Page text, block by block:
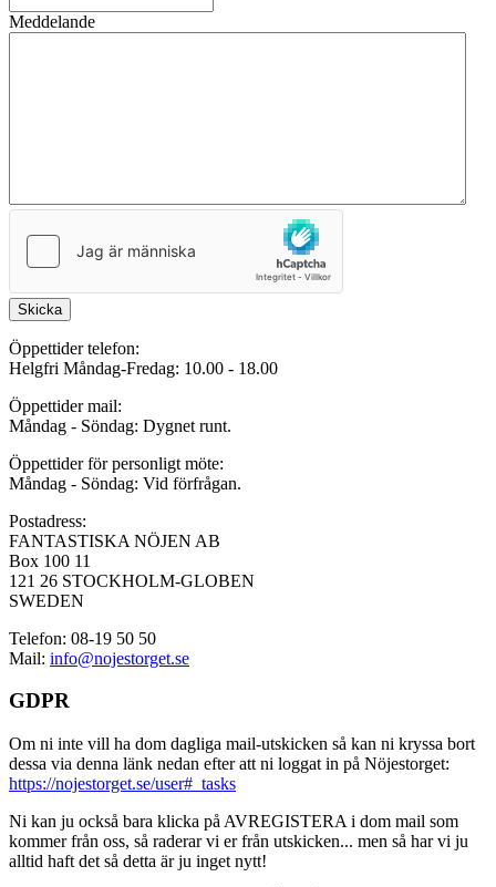
Meddelande
Skicka
Öppettider telefon:
Helgfri Måndag-Fredag: 10.00 - 18.00
Öppettider mail:
Måndag - Söndag: Dygnet runt.
Öppettider för personligt möte:
Måndag - Söndag: Vid förfrågan.
Postadress:
FANTASTISKA NÖJEN AB
Box 100 11
121 26 STOCKHOLM-GLOBEN
SWEDEN
Telefon: 08-19 50 50
Mail: info@nojestorget.se
GDPR
Om ni inte vill ha dom dagliga mail-utskicken så kan ni kryssa bort
dessa via denna länk nedan efter att ni loggat in på Nöjestorget:
https://nojestorget.se/user#_tasks
Ni kan ju också bara klicka på AVREGISTERA i dom mail som
kommer från oss, så raderar vi er från utskicken... men så har vi ju
alltid haft det så detta är ju inget nytt!